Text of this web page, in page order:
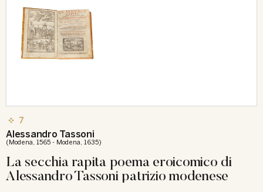
7
Alessandro Tassoni
(Modena, 1565 - Modena, 1635)
La secchia rapita poema eroicomico di
Alessandro Tassoni patrizio modenese